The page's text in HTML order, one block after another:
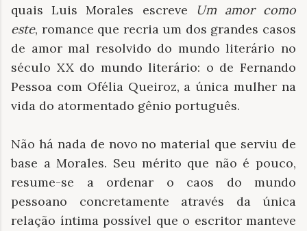
quais Luis Morales escreve
Um amor como
este, romance que recria um dos grandes casos
de amor mal resolvido do mundo literário no
século XX do mundo literário: o de Fernando
Pessoa com Ofélia Queiroz, a única mulher na
vida do atormentado gênio português.
Não há nada de novo no material que serviu de
base a Morales. Seu mérito que não é pouco,
resume-se a ordenar o caos do mundo
pessoano concretamente através da única
relação íntima possível que o escritor manteve